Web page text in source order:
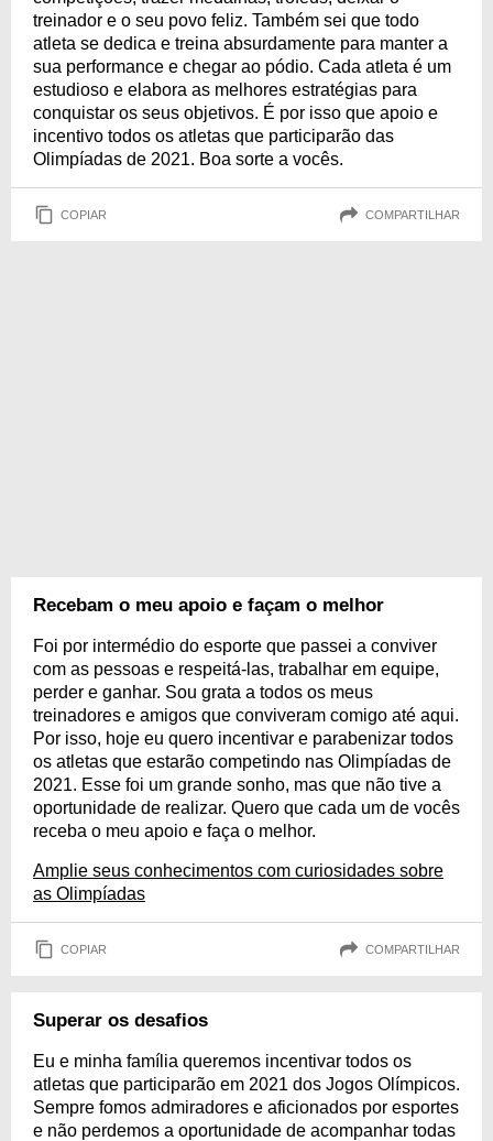
treinador e o seu povo feliz. Também sei que todo
atleta se dedica e treina absurdamente para manter a
sua performance e chegar ao pódio. Cada atleta é um
estudioso e elabora as melhores estratégias para
conquistar os seus objetivos. É por isso que apoio e
incentivo todos os atletas que participarão das
Olimpíadas de 2021. Boa sorte a vocês.
COPIAR COMPARTILHAR
Recebam o meu apoio e façam o melhor
Foi por intermédio do esporte que passei a conviver
com as pessoas e respeitá-las, trabalhar em equipe,
perder e ganhar. Sou grata a todos os meus
treinadores e amigos que conviveram comigo até aqui.
Por isso, hoje eu quero incentivar e parabenizar todos
os atletas que estarão competindo nas Olimpíadas de
2021. Esse foi um grande sonho, mas que não tive a
oportunidade de realizar. Quero que cada um de vocês
receba o meu apoio e faça o melhor.
Amplie seus conhecimentos com curiosidades sobre
as Olimpíadas
COPIAR COMPARTILHAR
Superar os desafios
Eu e minha família queremos incentivar todos os
atletas que participarão em 2021 dos Jogos Olímpicos.
Sempre fomos admiradores e aficionados por esportes
e não perdemos a oportunidade de acompanhar todas